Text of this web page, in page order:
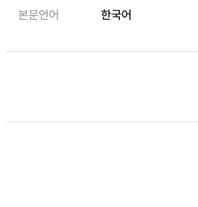
본문언어
한국어